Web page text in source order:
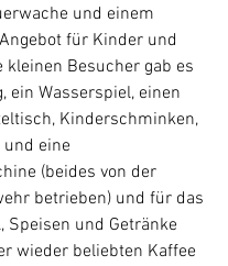
und einem
für Kinder und
kleinen Besucher gab es
ein Wasserspiel, einen
Kinderschminken,
eine
(beides von der
betrieben) und für das
Speisen und Getränke
wieder beliebten Kaffee